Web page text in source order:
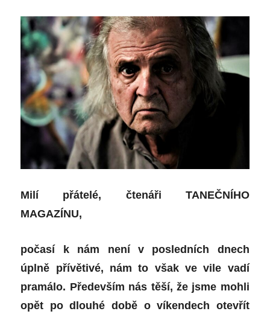
Milí přátelé, čtenáři TANEČNÍHO
MAGAZÍNU,
počasí k nám není v posledních dnech
úplně přívětivé, nám to však ve vile vadí
pramálo. Především nás těší, že jsme mohli
opět po dlouhé době o víkendech otevřít